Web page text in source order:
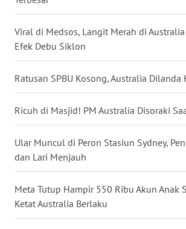
Viral di Medsos, Langit Merah di Australia
Efek Debu Siklon
Ratusan SPBU Kosong, Australia Dilanda
Ricuh di Masjid! PM Australia Disoraki
Ular Muncul di Peron Stasiun Sydney,
dan Lari Menjauh
Meta Tutup Hampir 550 Ribu Akun Anak
Ketat Australia Berlaku
WN
NUSANTARA
WN
BALI
WN
KALBAR